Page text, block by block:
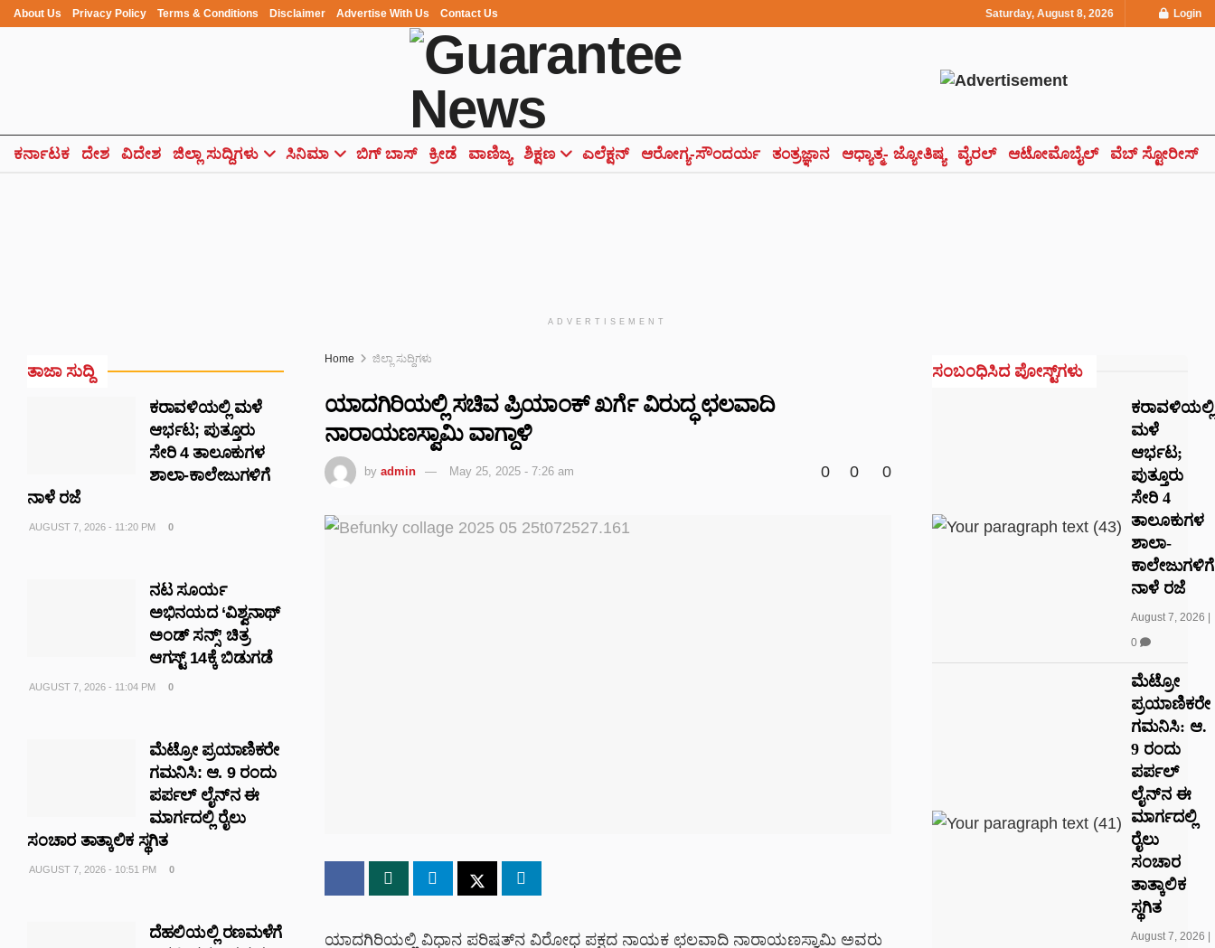
About Us Privacy Policy Terms & Conditions Disclaimer Advertise With Us Contact Us Saturday, August 8, 2026 Login
ಕರ್ನಾಟಕ ದೇಶ ವಿದೇಶ ಜಿಲ್ಲಾ ಸುದ್ದಿಗಳು ಸಿನಿಮಾ ಬಿಗ್ ಬಾಸ್ ಕ್ರೀಡೆ ವಾಣಿಜ್ಯ ಶಿಕ್ಷಣ ಎಲೆಕ್ಷನ್ ಆರೋಗ್ಯ-ಸೌಂದರ್ಯ ತಂತ್ರಜ್ಞಾನ ಆಧ್ಯಾತ್ಮ- ಜ್ಯೋತಿಷ್ಯ ವೈರಲ್ ಆಟೋಮೊಬೈಲ್ ವೆಬ್ ಸ್ಟೋರೀಸ್
ADVERTISEMENT
Home ಜಿಲ್ಲಾ ಸುದ್ದಿಗಳು
ಯಾದಗಿರಿಯಲ್ಲಿ ಸಚಿವ ಪ್ರಿಯಾಂಕ್ ಖರ್ಗೆ ವಿರುದ್ಧ ಛಲವಾದಿ
ನಾರಾಯಣಸ್ವಾಮಿ ವಾಗ್ದಾಳಿ
by admin May 25, 2025 - 7:26 am 0 0 0
ಯಾದಗಿರಿಯಲ್ಲಿ ವಿಧಾನ ಪರಿಷತ್‌ನ ವಿರೋಧ ಪಕ್ಷದ ನಾಯಕ ಛಲವಾದಿ ನಾರಾಯಣಸ್ವಾಮಿ ಅವರು
ತಾಜಾ ಸುದ್ದಿ
ಕರಾವಳಿಯಲ್ಲಿ ಮಳೆ
ಆರ್ಭಟ; ಪುತ್ತೂರು
ಸೇರಿ 4 ತಾಲೂಕುಗಳ
ಶಾಲಾ-ಕಾಲೇಜುಗಳಿಗೆ
ನಾಳೆ ರಜೆ
AUGUST 7, 2026 - 11:20 PM 0
ನಟ ಸೂರ್ಯ
ಅಭಿನಯದ ‘ವಿಶ್ವನಾಥ್
ಅಂಡ್ ಸನ್ಸ್’ ಚಿತ್ರ
ಆಗಸ್ಟ್ 14ಕ್ಕೆ ಬಿಡುಗಡೆ
AUGUST 7, 2026 - 11:04 PM 0
ಮೆಟ್ರೋ ಪ್ರಯಾಣಿಕರೇ
ಗಮನಿಸಿ: ಆ. 9 ರಂದು
ಪರ್ಪಲ್ ಲೈನ್‌ನ ಈ
ಮಾರ್ಗದಲ್ಲಿ ರೈಲು
ಸಂಚಾರ ತಾತ್ಕಾಲಿಕ ಸ್ಥಗಿತ
AUGUST 7, 2026 - 10:51 PM 0
ದೆಹಲಿಯಲ್ಲಿ ರಣಮಳೆಗೆ
ಸಂಬಂಧಿಸಿದ ಪೋಸ್ಟ್‌ಗಳು
ಕರಾವಳಿಯಲ್ಲಿ
ಮಳೆ
ಆರ್ಭಟ;
ಪುತ್ತೂರು
ಸೇರಿ 4
ತಾಲೂಕುಗಳ
ಶಾಲಾ-
ಕಾಲೇಜುಗಳಿಗೆ
ನಾಳೆ ರಜೆ
August 7, 2026
0
ಮೆಟ್ರೋ
ಪ್ರಯಾಣಿಕರೇ
ಗಮನಿಸಿ: ಆ.
9 ರಂದು
ಪರ್ಪಲ್
ಲೈನ್‌ನ ಈ
ಮಾರ್ಗದಲ್ಲಿ
ರೈಲು
ಸಂಚಾರ
ತಾತ್ಕಾಲಿಕ
ಸ್ಥಗಿತ
August 7, 2026